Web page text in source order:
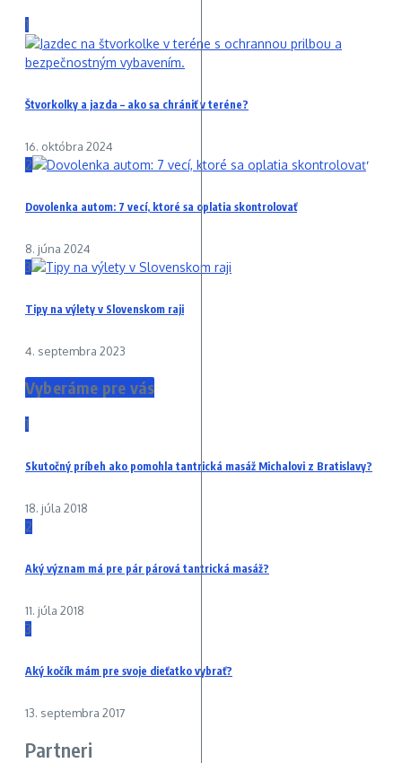
1
Štvorkolky a jazda – ako sa chrániť v teréne?
16. októbra 2024
2
Dovolenka autom: 7 vecí, ktoré sa oplatia skontrolovať
8. júna 2024
3
Tipy na výlety v Slovenskom raji
4. septembra 2023
Vyberáme pre vás
1
Skutočný príbeh ako pomohla tantrická masáž Michalovi z Bratislavy?
18. júla 2018
2
Aký význam má pre pár párová tantrická masáž?
11. júla 2018
3
Aký kočík mám pre svoje dieťatko vybrať?
13. septembra 2017
Partneri